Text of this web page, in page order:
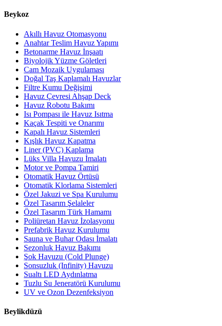
Beykoz
Akıllı Havuz Otomasyonu
Anahtar Teslim Havuz Yapımı
Betonarme Havuz İnşaatı
Biyolojik Yüzme Göletleri
Cam Mozaik Uygulaması
Doğal Taş Kaplamalı Havuzlar
Filtre Kumu Değişimi
Havuz Çevresi Ahşap Deck
Havuz Robotu Bakımı
Isı Pompası ile Havuz Isıtma
Kaçak Tespiti ve Onarımı
Kapalı Havuz Sistemleri
Kışlık Havuz Kapatma
Liner (PVC) Kaplama
Lüks Villa Havuzu İmalatı
Motor ve Pompa Tamiri
Otomatik Havuz Örtüsü
Otomatik Klorlama Sistemleri
Özel Jakuzi ve Spa Kurulumu
Özel Tasarım Şelaleler
Özel Tasarım Türk Hamamı
Poliüretan Havuz İzolasyonu
Prefabrik Havuz Kurulumu
Sauna ve Buhar Odası İmalatı
Sezonluk Havuz Bakımı
Şok Havuzu (Cold Plunge)
Sonsuzluk (Infinity) Havuzu
Sualtı LED Aydınlatma
Tuzlu Su Jeneratörü Kurulumu
UV ve Ozon Dezenfeksiyon
Beylikdüzü